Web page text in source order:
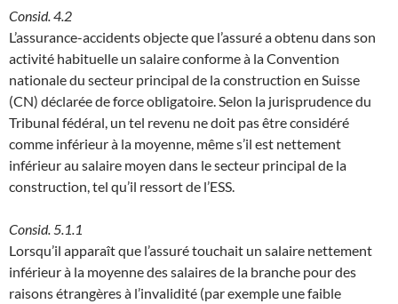
Consid. 4.2
L’assurance-accidents objecte que l’assuré a obtenu dans son
activité habituelle un salaire conforme à la Convention
nationale du secteur principal de la construction en Suisse
(CN) déclarée de force obligatoire. Selon la jurisprudence du
Tribunal fédéral, un tel revenu ne doit pas être considéré
comme inférieur à la moyenne, même s’il est nettement
inférieur au salaire moyen dans le secteur principal de la
construction, tel qu’il ressort de l’ESS.
Consid. 5.1.1
Lorsqu’il apparaît que l’assuré touchait un salaire nettement
inférieur à la moyenne des salaires de la branche pour des
raisons étrangères à l’invalidité (par exemple une faible